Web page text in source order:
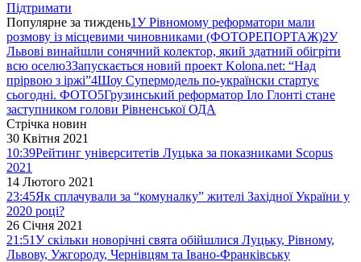
Підтримати
Популярне за тиждень1У Рівномому реформатори мали
розмову із місцевими чиновниками (ФОТОРЕПОРТАЖ)2У
Львові винайшли сонячний колектор, який здатний обігріти
всю оселю3Запускається новий проект Kolona.net: “Над
прірвою з іржі”4Шоу Супермодель по-українски стартує
сьогодні. ФОТО5Грузинський реформатор Іло Глонті стане
заступником голови Рівненської ОДА
Стрічка новин
30 Квітня 2021
10:39Рейтинг університетів Луцька за показниками Scopus
2021
14 Лютого 2021
23:45Як сплачували за “комуналку” жителі Західної України у
2020 році?
26 Січня 2021
21:51У скільки новорічні свята обійшлися Луцьку, Рівному,
Львову, Ужгороду, Чернівцям та Івано-Франківську